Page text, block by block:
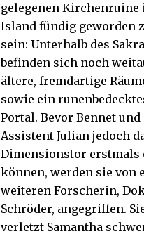
gelegenen Kirchenruine
Island fündig geworden
sein: Unterhalb des
befinden sich noch
ältere, fremdartige
sowie ein
Portal. Bevor Bennet
Assistent Julian jedoch
Dimensionstor erstmals
können, werden sie von
weiteren Forscherin,
Schröder, angegriffen.
verletzt Samantha